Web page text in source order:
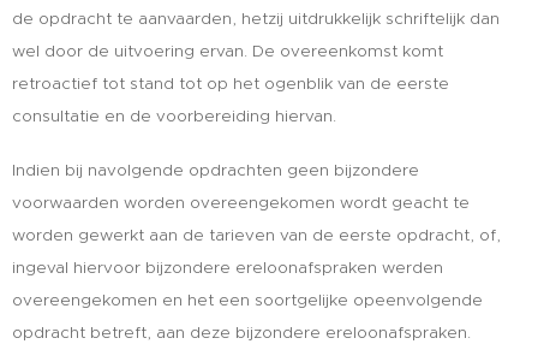
de opdracht te aanvaarden, hetzij uitdrukkelijk schriftelijk dan
wel door de uitvoering ervan. De overeenkomst komt
retroactief tot stand tot op het ogenblik van de eerste
consultatie en de voorbereiding hiervan.
Indien bij navolgende opdrachten geen bijzondere
voorwaarden worden overeengekomen wordt geacht te
worden gewerkt aan de tarieven van de eerste opdracht, of,
ingeval hiervoor bijzondere ereloonafspraken werden
overeengekomen en het een soortgelijke opeenvolgende
opdracht betreft, aan deze bijzondere ereloonafspraken.